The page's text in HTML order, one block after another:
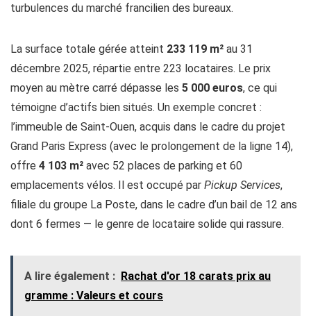
turbulences du marché francilien des bureaux.
La surface totale gérée atteint 233 119 m² au 31
décembre 2025, répartie entre 223 locataires. Le prix
moyen au mètre carré dépasse les 5 000 euros, ce qui
témoigne d’actifs bien situés. Un exemple concret :
l’immeuble de Saint-Ouen, acquis dans le cadre du projet
Grand Paris Express (avec le prolongement de la ligne 14),
offre 4 103 m² avec 52 places de parking et 60
emplacements vélos. Il est occupé par Pickup Services,
filiale du groupe La Poste, dans le cadre d’un bail de 12 ans
dont 6 fermes — le genre de locataire solide qui rassure.
A lire également : Rachat d'or 18 carats prix au
gramme​ : Valeurs et cours